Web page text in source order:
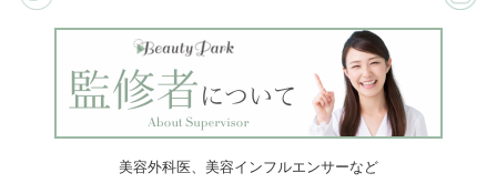
美容外科医、美容インフルエンサーなど